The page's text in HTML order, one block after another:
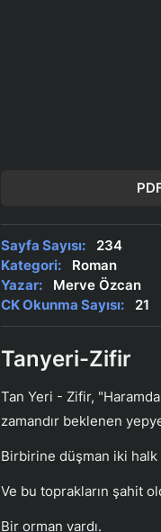
Sayfa Sayısı:
234
Kategori:
Roman
Yazar:
Merve Özcan
CK Okunma Sayısı:
21
Tanyeri-Zifir
Tan Yeri - Zifir,
zamandır beklenen
Birbirine düşman iki halk
Ve bu toprakların şahit
Bir orman vardı.